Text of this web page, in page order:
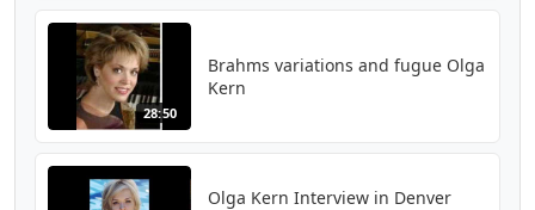
28:50
Brahms variations and fugue Olga
Kern
Olga Kern Interview in Denver